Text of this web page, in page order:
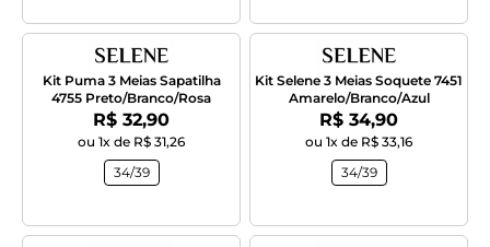
Kit Puma 3 Meias Sapatilha
4755 Preto/Branco/Rosa
Por:
R$ 32,90
ou 1x de R$ 31,26
34/39
Kit Selene 3 Meias Soquete 7451
Amarelo/Branco/Azul
Por:
R$ 34,90
ou 1x de R$ 33,16
34/39